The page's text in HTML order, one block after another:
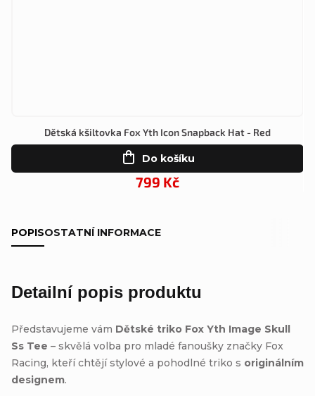
Dětská kšiltovka Fox Yth Icon Snapback Hat - Red
799 Kč
Do košíku
POPISOSTATNÍ INFORMACE
Detailní popis produktu
Představujeme vám Dětské triko Fox Yth Image Skull
Ss Tee – skvělá volba pro mladé fanoušky značky Fox
Racing, kteří chtějí stylové a pohodlné triko s originálním
designem.